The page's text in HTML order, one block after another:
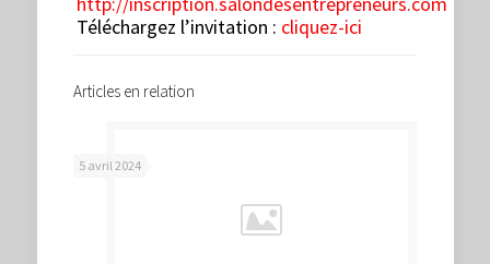
Téléchargez l’invitation : cliquez-ici
Articles en relation
5 avril 2024